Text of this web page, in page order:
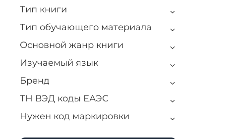
Тип книги
Тип обучающего материала
Основной жанр книги
Изучаемый язык
Бренд
ТН ВЭД коды ЕАЭС
Нужен код маркировки